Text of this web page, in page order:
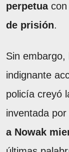
perpetuacon
de prisión.
Sin embargo,
indignante
policía creyó
inventada
a Nowak